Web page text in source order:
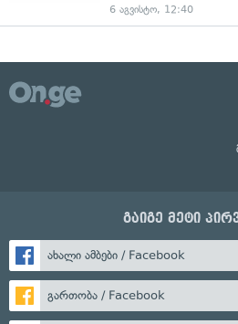
6 აგვისტო, 12:40
გაიგე მეტი
ახალი ამბები / Facebook
გართობა / Facebook